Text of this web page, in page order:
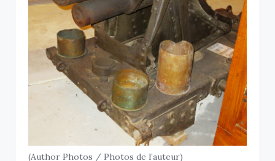
(Author Photos / Photos de l’auteur)